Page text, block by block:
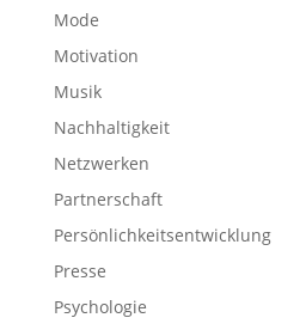
Mode
Motivation
Musik
Nachhaltigkeit
Netzwerken
Partnerschaft
Persönlichkeitsentwicklung
Presse
Psychologie